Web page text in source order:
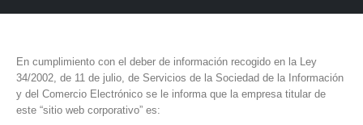
En cumplimiento con el deber de información recogido en la Ley
34/2002, de 11 de julio, de Servicios de la Sociedad de la Información
y del Comercio Electrónico se le informa que la empresa titular de
este “sitio web corporativo” es: